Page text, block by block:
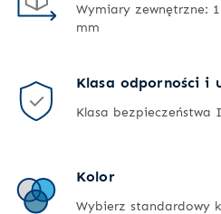
Wymiary zewnętrzne:
mm
Klasa odporności i
Klasa bezpieczeństwa
Kolor
Wybierz standardowy